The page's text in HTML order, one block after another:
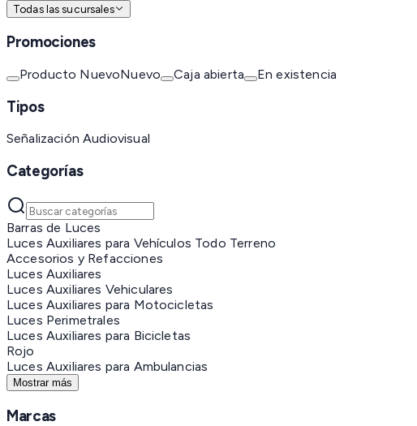
Todas las sucursales
Promociones
Producto NuevoNuevo Caja abierta En existencia
Tipos
Señalización Audiovisual
Categorías
Barras de Luces
Luces Auxiliares para Vehículos Todo Terreno
Accesorios y Refacciones
Luces Auxiliares
Luces Auxiliares Vehiculares
Luces Auxiliares para Motocicletas
Luces Perimetrales
Luces Auxiliares para Bicicletas
Rojo
Luces Auxiliares para Ambulancias
Mostrar más
Marcas